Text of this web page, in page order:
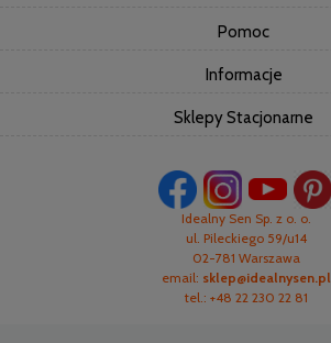
Pomoc
Informacje
Sklepy Stacjonarne
Idealny Sen Sp. z o. o.
ul. Pileckiego 59/u14
02-781 Warszawa
email: sklep@idealnysen.pl
tel.: +48 22 230 22 81